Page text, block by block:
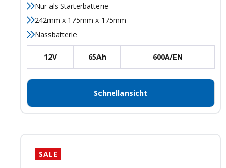
Nur als Starterbatterie
242mm x 175mm x 175mm
Nassbatterie
12V 65Ah 600A/EN
Schnellansicht
SALE